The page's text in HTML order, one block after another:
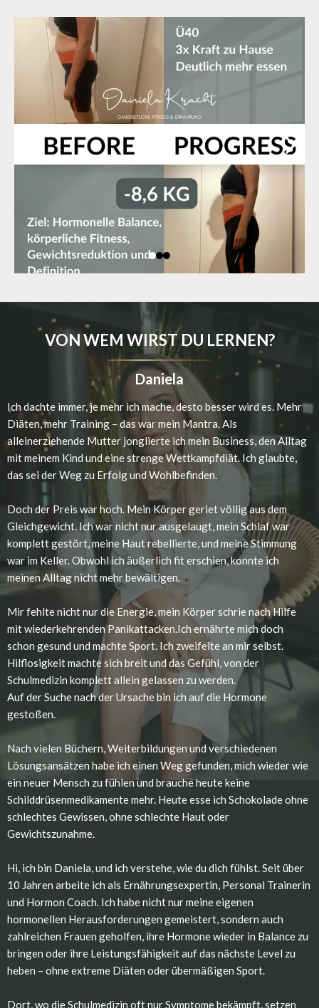
VON WEM WIRST DU LERNEN?
Daniela
Ich dachte immer, je mehr ich mache, desto besser wird es. Mehr
Diäten, mehr Training – das war mein Mantra. Als
alleinerziehende Mutter jonglierte ich mein Business, den Alltag
mit meinem Kind und eine strenge Wettkampfdiät. Ich glaubte,
das sei der Weg zu Erfolg und Wohlbefinden.
Doch der Preis war hoch. Mein Körper geriet völlig aus dem
Gleichgewicht. Ich war nicht nur ausgelaugt, mein Schlaf war
komplett gestört, meine Haut rebellierte, und meine Stimmung
war im Keller. Obwohl ich äußerlich fit erschien, konnte ich
meinen Alltag nicht mehr bewältigen.
Mir fehlte nicht nur die Energie, mein Körper schrie nach Hilfe
mit wiederkehrenden Panikattacken.Ich ernährte mich doch
schon gesund und machte Sport. Ich zweifelte an mir selbst.
Hilflosigkeit machte sich breit und das Gefühl, von der
Schulmedizin komplett allein gelassen zu werden.
Auf der Suche nach der Ursache bin ich auf die Hormone
gestoßen.
Nach vielen Büchern, Weiterbildungen und verschiedenen
Lösungsansätzen habe ich einen Weg gefunden, mich wieder wie
ein neuer Mensch zu fühlen und brauche heute keine
Schilddrüsenmedikamente mehr. Heute esse ich Schokolade ohne
schlechtes Gewissen, ohne schlechte Haut oder
Gewichtszunahme.
Hi, ich bin Daniela, und ich verstehe, wie du dich fühlst. Seit über
10 Jahren arbeite ich als Ernährungsexpertin, Personal Trainerin
und Hormon Coach. Ich habe nicht nur meine eigenen
hormonellen Herausforderungen gemeistert, sondern auch
zahlreichen Frauen geholfen, ihre Hormone wieder in Balance zu
bringen oder ihre Leistungsfähigkeit auf das nächste Level zu
heben – ohne extreme Diäten oder übermäßigen Sport.
Dort, wo die Schulmedizin oft nur Symptome bekämpft, setzen